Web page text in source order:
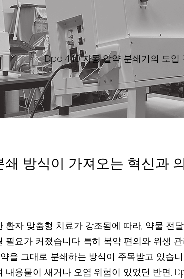
Dpc 440 자동 알약 분쇄기의 도입
쇄 방식이 가져오는 혁신과
환자 맞춤형 치료가 강조됨에 따라, 약물 전
필요가 커졌습니다. 특히 복약 편의와 위생
을 그대로 분쇄하는 방식이 주목받고 있습
내용물이 새거나 오염 위험이 있었던 반면,